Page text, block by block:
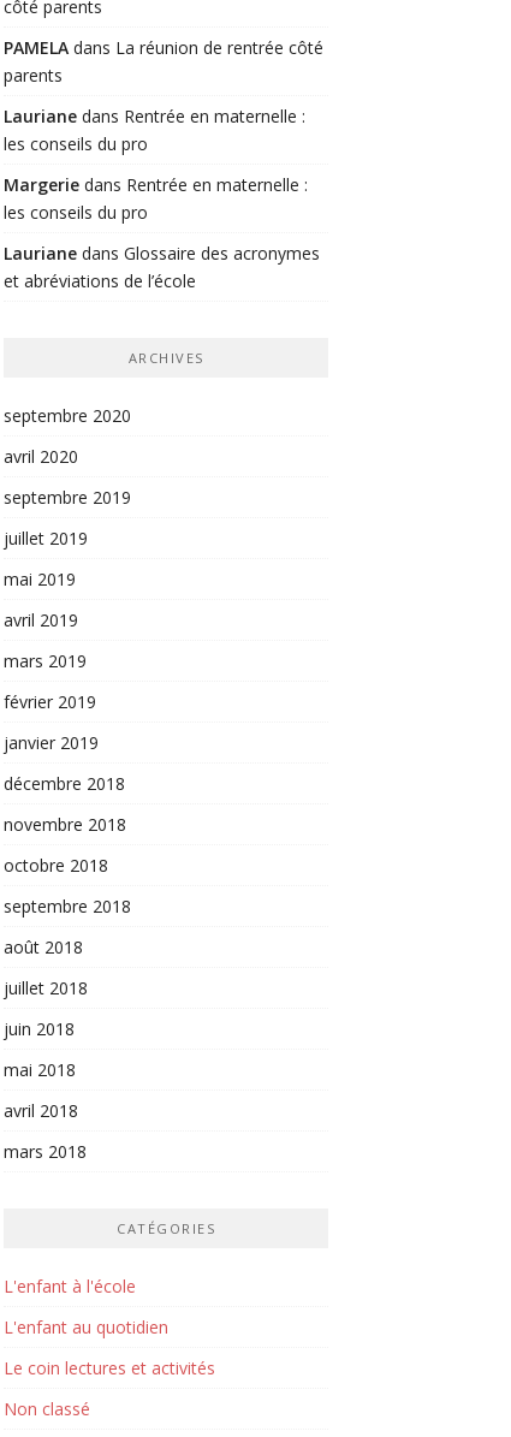
côté parents
PAMELA dans La réunion de rentrée côté
parents
Lauriane dans Rentrée en maternelle :
les conseils du pro
Margerie dans Rentrée en maternelle :
les conseils du pro
Lauriane dans Glossaire des acronymes
et abréviations de l’école
ARCHIVES
septembre 2020
avril 2020
septembre 2019
juillet 2019
mai 2019
avril 2019
mars 2019
février 2019
janvier 2019
décembre 2018
novembre 2018
octobre 2018
septembre 2018
août 2018
juillet 2018
juin 2018
mai 2018
avril 2018
mars 2018
CATÉGORIES
L'enfant à l'école
L'enfant au quotidien
Le coin lectures et activités
Non classé